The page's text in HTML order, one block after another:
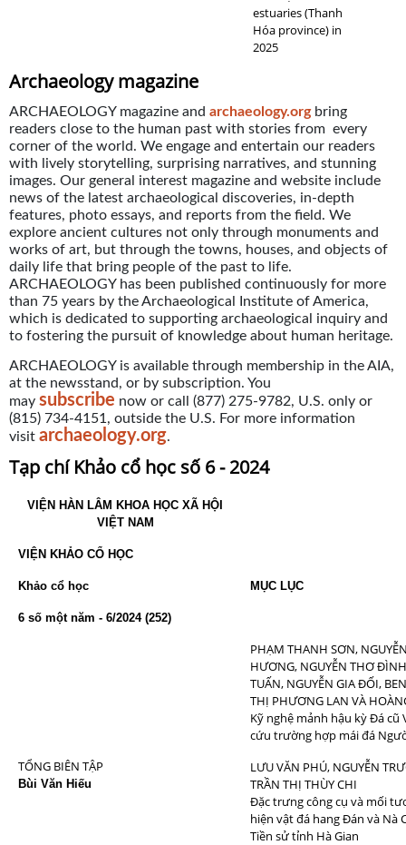
estuaries (Thanh
Hóa province) in
2025
Archaeology magazine
ARCHAEOLOGY magazine and archaeology.orgbring
readers close to the human past with stories from every
corner of the world. We engage and entertain our readers
with lively storytelling, surprising narratives, and stunning
images. Our general interest magazine and website include
news of the latest archaeological discoveries, in-depth
features, photo essays, and reports from the field. We
explore ancient cultures not only through monuments and
works of art, but through the towns, houses, and objects of
daily life that bring people of the past to life.
ARCHAEOLOGY has been published continuously for more
than 75 years by the Archaeological Institute of America,
which is dedicated to supporting archaeological inquiry and
to fostering the pursuit of knowledge about human heritage.
ARCHAEOLOGY is available through membership in the AIA,
at the newsstand, or by subscription. You
may subscribe now or call (877) 275-9782, U.S. only or
(815) 734-4151, outside the U.S. For more information
visit archaeology.org.
Tạp chí Khảo cổ học số 6 - 2024
VIỆN HÀN LÂM KHOA HỌC XÃ HỘI
VIỆT NAM
VIỆN KHẢO CỔ HỌC
Khảo cổ học MỤC LỤC
6 số một năm - 6/2024 (252)
TỔNG BIÊN TẬP
Bùi Văn Hiếu
PHẠM THANH SƠN,
HƯƠNG, NGUYỄN THƠ
TUẤN, NGUYỄN GIA ĐỐI,
THỊ PHƯƠNG LAN VÀ
Kỹ nghệ mảnh hậu kỳ Đá cũ
cứu trường hợp mái đá
LƯU VĂN PHÚ, NGUYỄN
TRẦN THỊ THÙY CHI
Đặc trưng công cụ và mối
hiện vật đá hang Đán và Nà
Tiền sử tỉnh Hà Gian